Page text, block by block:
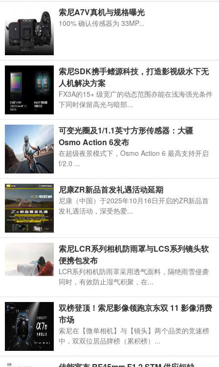
索尼A7V真机与规格曝光
100% 确认传感器为 33MP...
索尼SDK携手鳍源科技，打造影视级水下无
人机解决方案
FX3A的15+ 级宽广的动态范围亦能在浅海强光条件
下同时保留高光与暗部...
可变光圈及1/1.1英寸方形传感器：大疆
Osmo Action 6发布
在超级夜景模式下，Osmo Action 6 最高支持开启
f/2.0 ...
尼康ZR新品首发礼遇活动延期
尼康（中国）于2025年10月16日开启的ZR新品首
发礼遇活动，深受热爱...
索尼LCR系列相机防雨罩与LCS系列镜头软
便携包发布
LCR系列相机防雨罩采用透气面料，隔绝雨雪侵袭
同时，有效防止湿气积聚，在...
双榜登顶！索尼影像领跑京东双 11 影像消费
市场
索尼在【微单相机】与【镜头】两个品类的竞速榜
中，双双位居品牌榜（累积榜）...